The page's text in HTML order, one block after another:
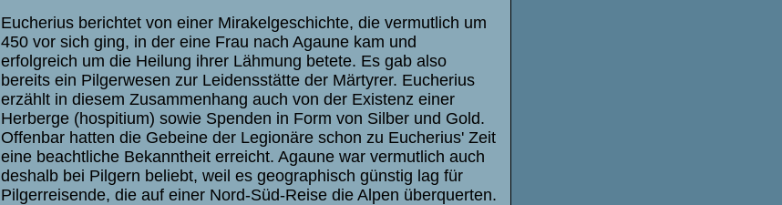
Eucherius berichtet von einer Mirakelgeschichte, die vermutlich um
450 vor sich ging, in der eine Frau nach Agaune kam und
erfolgreich um die Heilung ihrer Lähmung betete. Es gab also
bereits ein Pilgerwesen zur Leidensstätte der Märtyrer. Eucherius
erzählt in diesem Zusammenhang auch von der Existenz einer
Herberge (hospitium) sowie Spenden in Form von Silber und Gold.
Offenbar hatten die Gebeine der Legionäre schon zu Eucherius' Zeit
eine beachtliche Bekanntheit erreicht. Agaune war vermutlich auch
deshalb bei Pilgern beliebt, weil es geographisch günstig lag für
Pilgerreisende, die auf einer Nord-Süd-Reise die Alpen überquerten.